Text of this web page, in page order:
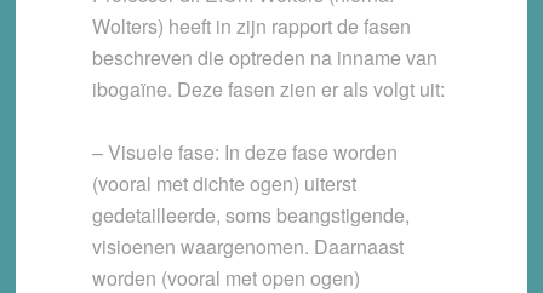
Wolters) heeft in zijn rapport de fasen
beschreven die optreden na inname van
ibogaïne. Deze fasen zien er als volgt uit:
– Visuele fase: In deze fase worden
(vooral met dichte ogen) uiterst
gedetailleerde, soms beangstigende,
visioenen waargenomen. Daarnaast
worden (vooral met open ogen)